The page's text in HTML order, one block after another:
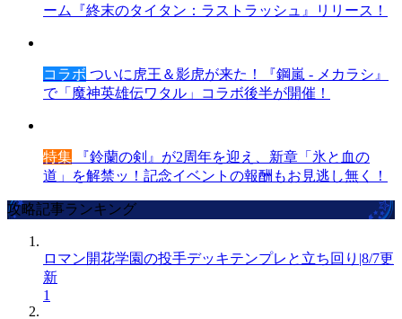
ーム『終末のタイタン：ラストラッシュ』リリース！
コラボ ついに虎王＆影虎が来た！『鋼嵐 - メカラシ』
で「魔神英雄伝ワタル」コラボ後半が開催！
特集 『鈴蘭の剣』が2周年を迎え、新章「氷と血の
道」を解禁ッ！記念イベントの報酬もお見逃し無く！
攻略記事ランキング
ロマン開花学園の投手デッキテンプレと立ち回り|8/7更
新
1